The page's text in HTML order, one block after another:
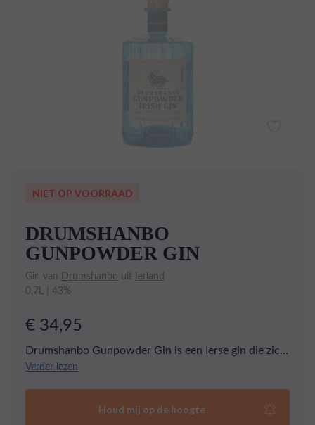
NIET OP VOORRAAD
DRUMSHANBO
GUNPOWDER GIN
Gin van Drumshanbo uit Ierland
0,7L | 43%
€ 34,95
Drumshanbo Gunpowder Gin is een Ierse gin die zich
onderscheidt door zijn unieke smaak. De gin wordt
natuurlijke omgeving van de distilleerderij. Het recept
Verder lezen
Houd mij op de hoogte